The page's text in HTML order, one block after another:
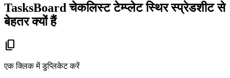
TasksBoard चेकलिस्ट टेम्प्लेट स्थिर स्प्रेडशीट से
बेहतर क्यों हैं
content_copy
एक क्लिक में डुप्लिकेट करें